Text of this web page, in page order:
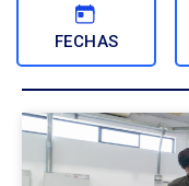
FECHAS